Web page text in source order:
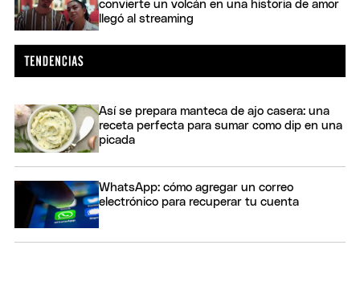
convierte un volcán en una historia de amor
llegó al streaming
Así se prepara manteca de ajo casera: una
receta perfecta para sumar como dip en una
picada
WhatsApp: cómo agregar un correo
electrónico para recuperar tu cuenta